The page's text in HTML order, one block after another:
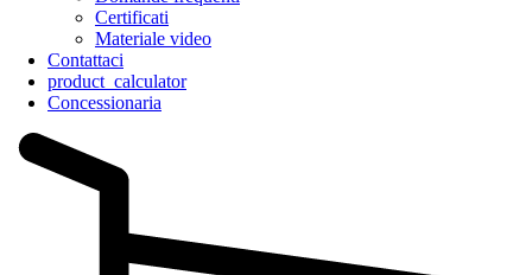
Certificati
Materiale video
Contattaci
product_calculator
Concessionaria